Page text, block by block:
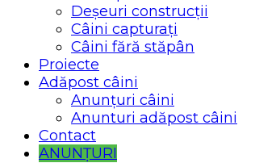
Deșeuri construcții
Câini capturați
Câini fără stăpân
Proiecte
Adăpost câini
Anunțuri câini
Anunturi adăpost câini
Contact
ANUNȚURI